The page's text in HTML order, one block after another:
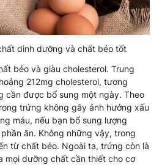
dinh dưỡng và chất béo tốt
béo và giàu cholesterol. Trung
212mg cholesterol, tương
cần được bổ sung một ngày. Theo
trứng không gây ảnh hưởng xấu
máu, nếu bạn bổ sung lượng
ăn. Không những vậy, trong
từ chất béo. Ngoài ta, trứng còn là
mọi dưỡng chất cần thiết cho cơ